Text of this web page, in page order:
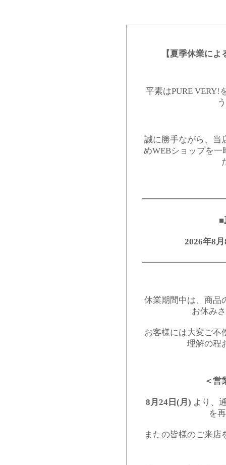
【夏季休業に
平素はPURE VERY!
誠に勝手ながら、当
めWEBショップを
■
2026年8
休業期間中は、商品
お休み
お客様には大変ご不
理解の程
＜営
8月24日(月) より、
を
またの皆様のご来店